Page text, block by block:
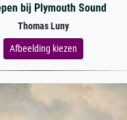
bij Plymouth Sound
Thomas Luny
Afbeelding kiezen